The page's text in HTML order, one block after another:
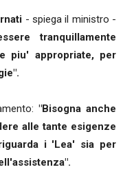
- spiega il ministro -
tranquillamente
piu' appropriate, per
"Bisogna anche
alle tante esigenze
i 'Lea' sia per